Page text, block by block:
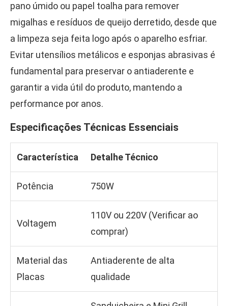
pano úmido ou papel toalha para remover
migalhas e resíduos de queijo derretido, desde que
a limpeza seja feita logo após o aparelho esfriar.
Evitar utensílios metálicos e esponjas abrasivas é
fundamental para preservar o antiaderente e
garantir a vida útil do produto, mantendo a
performance por anos.
Especificações Técnicas Essenciais
Característica Detalhe Técnico
Potência 750W
Voltagem
110V ou 220V (Verificar ao
comprar)
Material das
Placas
Antiaderente de alta
qualidade